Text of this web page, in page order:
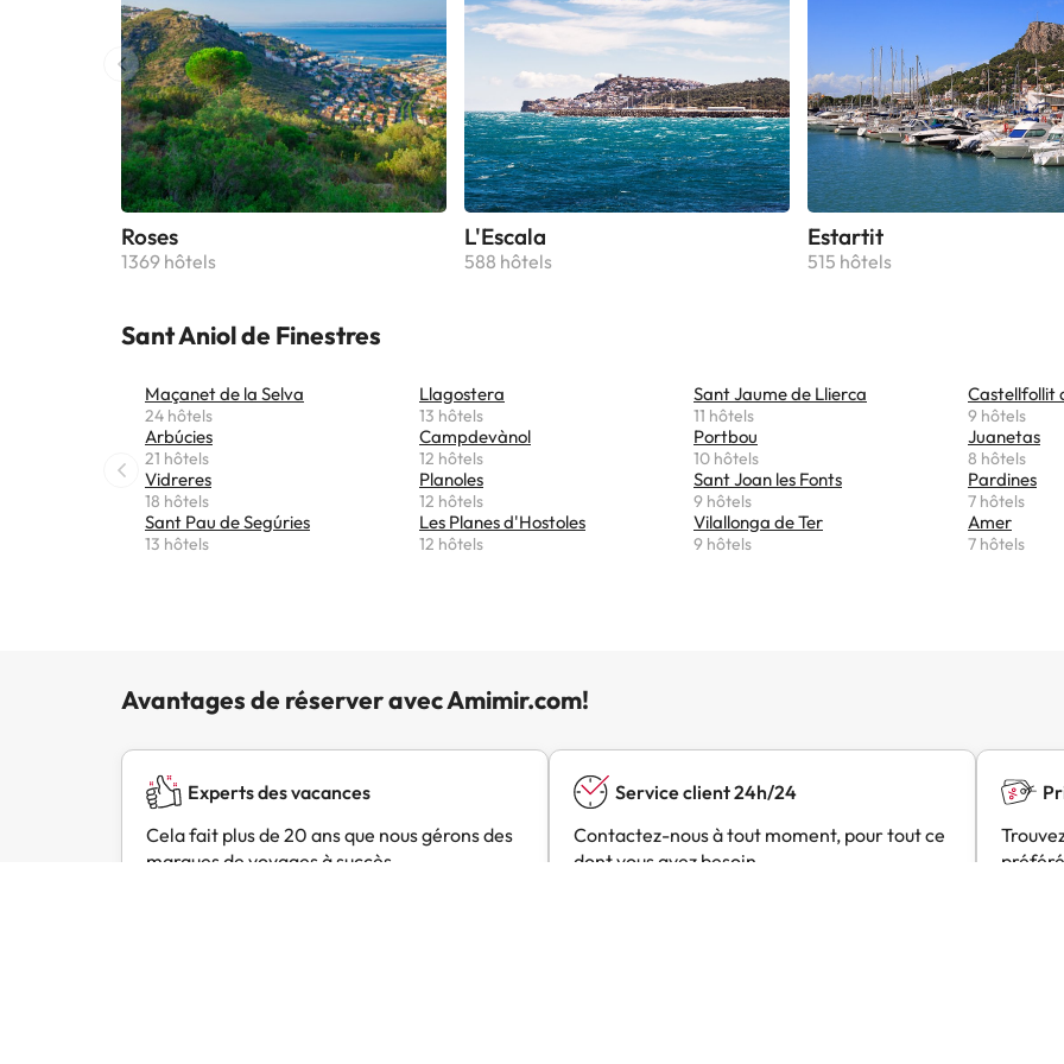
Roses
1369 hôtels
L'Escala
588 hôtels
Estartit
515 hôtels
Sant Aniol de Finestres
Maçanet de la Selva
24 hôtels
Arbúcies
21 hôtels
Vidreres
18 hôtels
Sant Pau de Segúries
13 hôtels
Llagostera
13 hôtels
Campdevànol
12 hôtels
Planoles
12 hôtels
Les Planes d'Hostoles
12 hôtels
Sant Jaume de Llierca
11 hôtels
Portbou
10 hôtels
Sant Joan les Fonts
9 hôtels
Vilallonga de Ter
9 hôtels
Castellfollit
9 hôtels
Juanetas
8 hôtels
Pardines
7 hôtels
Amer
7 hôtels
Avantages de réserver avec Amimir.com!
Experts des vacances
Cela fait plus de 20 ans que nous gérons des
marques de voyages à succès.
Service client 24h/24
Contactez-nous à tout moment, pour tout ce
dont vous avez besoin.